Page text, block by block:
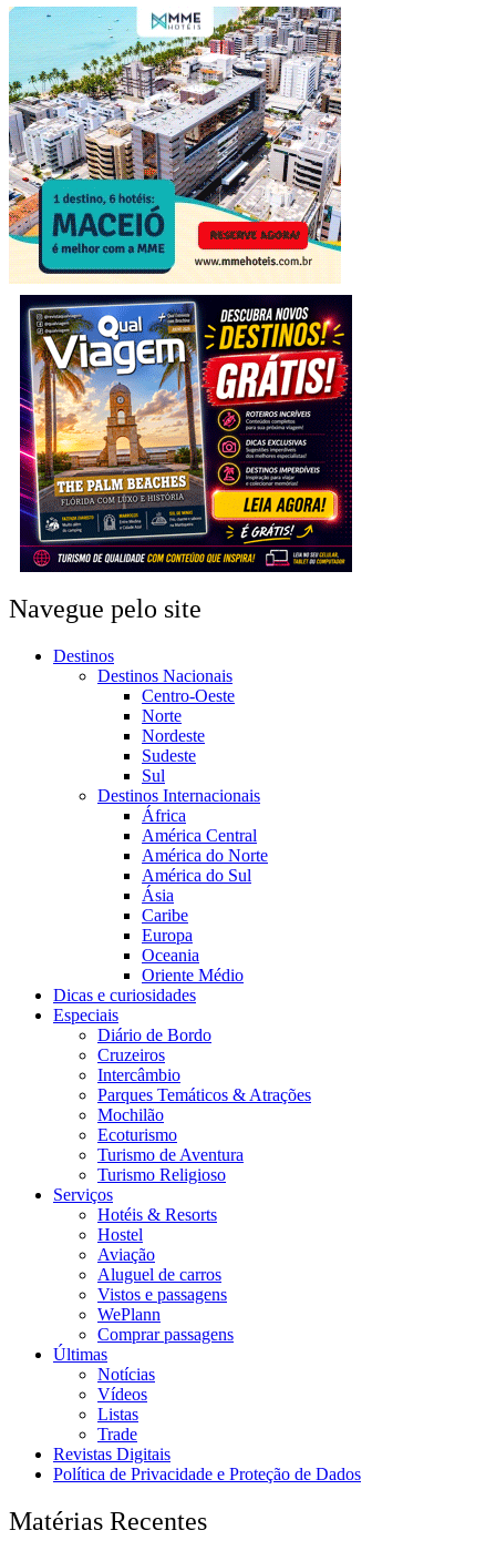
Navegue pelo site
Destinos
Destinos Nacionais
Centro-Oeste
Norte
Nordeste
Sudeste
Sul
Destinos Internacionais
África
América Central
América do Norte
América do Sul
Ásia
Caribe
Europa
Oceania
Oriente Médio
Dicas e curiosidades
Especiais
Diário de Bordo
Cruzeiros
Intercâmbio
Parques Temáticos & Atrações
Mochilão
Ecoturismo
Turismo de Aventura
Turismo Religioso
Serviços
Hotéis & Resorts
Hostel
Aviação
Aluguel de carros
Vistos e passagens
WePlann
Comprar passagens
Últimas
Notícias
Vídeos
Listas
Trade
Revistas Digitais
Política de Privacidade e Proteção de Dados
Matérias Recentes